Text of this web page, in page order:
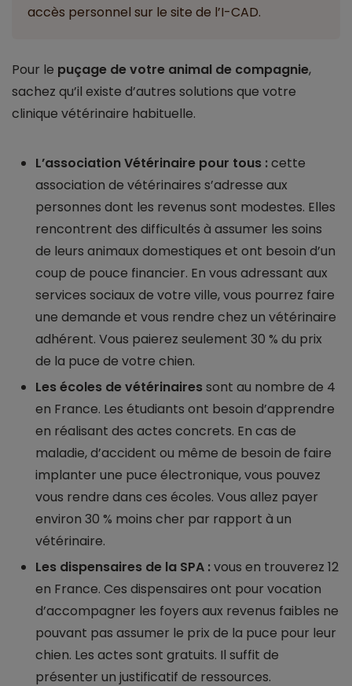
accès personnel sur le site de l’I-CAD.
Pour le puçage de votre animal de compagnie,
sachez qu’il existe d’autres solutions que votre
clinique vétérinaire habituelle.
L’association Vétérinaire pour tous :cette
association de vétérinaires s’adresse aux
personnes dont les revenus sont modestes. Elles
rencontrent des difficultés à assumer les soins
de leurs animaux domestiques et ont besoin d’un
coup de pouce financier. En vous adressant aux
services sociaux de votre ville, vous pourrez faire
une demande et vous rendre chez un vétérinaire
adhérent. Vous paierez seulement 30 % du prix
de la puce de votre chien.
Les écoles de vétérinairessont au nombre de 4
en France. Les étudiants ont besoin d’apprendre
en réalisant des actes concrets. En cas de
maladie, d’accident ou même de besoin de faire
implanter une puce électronique, vous pouvez
vous rendre dans ces écoles. Vous allez payer
environ 30 % moins cher par rapport à un
vétérinaire.
Les dispensaires de la SPA :vous en trouverez 12
en France. Ces dispensaires ont pour vocation
d’accompagner les foyers aux revenus faibles ne
pouvant pas assumer le prix de la puce pour leur
chien. Les actes sont gratuits. Il suffit de
présenter un justificatif de ressources.